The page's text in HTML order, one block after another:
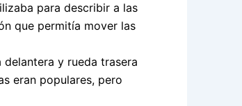
para describir a las
que permitía mover las
y rueda trasera
eran populares, pero